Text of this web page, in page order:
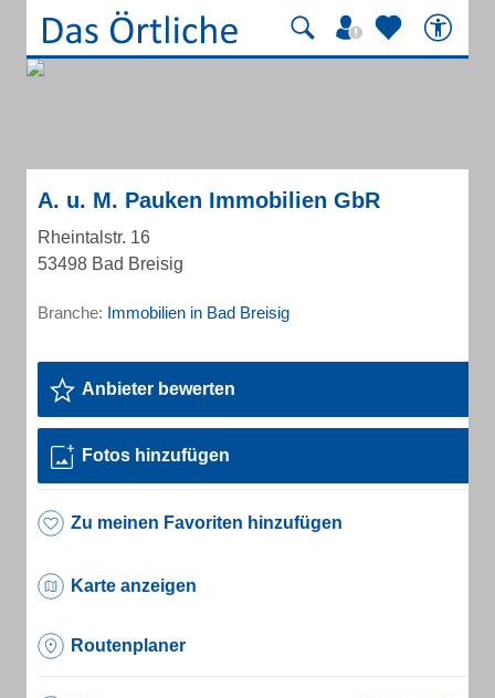
A. u. M. Pauken Immobilien GbR
Rheintalstr. 16
53498 Bad Breisig
Branche: Immobilien in Bad Breisig
Anbieter bewerten
Fotos hinzufügen
Zu meinen Favoriten hinzufügen
Karte anzeigen
Routenplaner